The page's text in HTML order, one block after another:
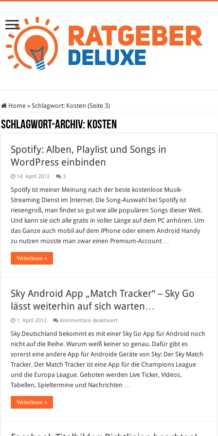
Home » Schlagwort: Kosten (Seite 3)
Schlagwort-Archiv: Kosten
Spotify: Alben, Playlist und Songs in
WordPress einbinden
14. April 2012 3
Spotify ist meiner Meinung nach der beste kostenlose Musik-
Streaming Dienst im Internet. Die Song-Auswahl bei Spotify ist
riesengroß, man findet so gut wie alle populären Songs dieser Welt.
Und kann sie sich alle gratis in voller Länge auf dem PC anhören. Um
das Ganze auch mobil auf dem iPhone oder einem Android Handy
zu nutzen müsste man zwar einen Premium-Account …
Weiterlesen »
Sky Android App „Match Tracker“ – Sky Go
lässt weiterhin auf sich warten…
1. April 2012 Kommentare deaktiviertfür
Android
„Match
Tracker“
–
Sky
Go
lässt
weiterhin
Sky Deutschland bekommt es mit einer Sky Go App für Android noch
nicht auf die Reihe. Warum weiß keiner so genau. Dafür gibt es
vorerst eine andere App für Androide Geräte von Sky: Der Sky Match
Tracker. Der Match Tracker ist eine App für die Champions League
und die Europa League. Geboten werden Live Ticker, Videos,
Tabellen, Spieltermine und Nachrichten …
Weiterlesen »